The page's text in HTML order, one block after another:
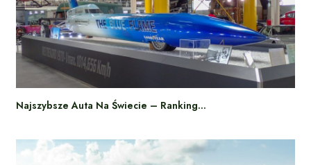
Najszybsze Auta Na Świecie – Ranking…